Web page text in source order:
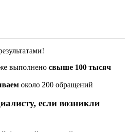
выполнено свыше 100 тысяч
около 200 обращений
если возникли